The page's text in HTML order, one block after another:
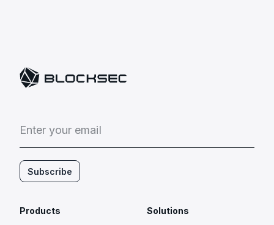
Enter your email
Subscribe
Products
Solutions